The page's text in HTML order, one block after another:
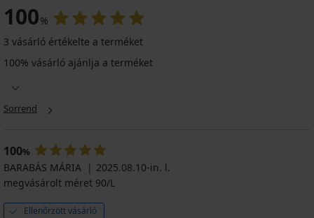
100%
3 vásárló értékelte a terméket
100% vásárló ajánlja a terméket
Sorrend
100%
BARABÁS MÁRIA
2025.08.10-in. l.
megvásárolt méret 90/L
Ellenőrzött vásárló